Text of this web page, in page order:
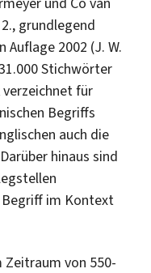
grundlegend
2002 (J. W.
Stichwörter
für
Begriffs
auch die
hinaus sind
Begriff im Kontext
Zeitraum von 550-